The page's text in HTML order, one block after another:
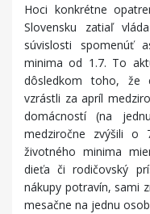
Hoci konkrétne
Slovensku zatiaľ
súvislosti spomenúť
minima od 1.7. To
dôsledkom toho, že
vzrástli za apríl
domácností (na
medziročne zvýšili o
životného minima
dieťa či rodičovský
nákupy potravín, sami
mesačne na jednu